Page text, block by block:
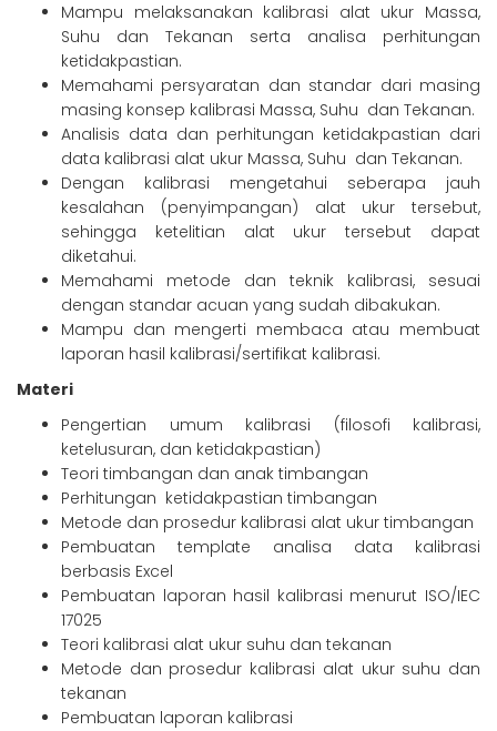
Mampu melaksanakan kalibrasi alat ukur Massa,
Suhu dan Tekanan serta analisa perhitungan
ketidakpastian.
Memahami persyaratan dan standar dari masing
masing konsep kalibrasi Massa, Suhu dan Tekanan.
Analisis data dan perhitungan ketidakpastian dari
data kalibrasi alat ukur Massa, Suhu dan Tekanan.
Dengan kalibrasi mengetahui seberapa jauh
kesalahan (penyimpangan) alat ukur tersebut,
sehingga ketelitian alat ukur tersebut dapat
diketahui.
Memahami metode dan teknik kalibrasi, sesuai
dengan standar acuan yang sudah dibakukan.
Mampu dan mengerti membaca atau membuat
laporan hasil kalibrasi/sertifikat kalibrasi.
Materi
Pengertian umum kalibrasi (filosofi kalibrasi,
ketelusuran, dan ketidakpastian)
Teori timbangan dan anak timbangan
Perhitungan ketidakpastian timbangan
Metode dan prosedur kalibrasi alat ukur timbangan
Pembuatan template analisa data kalibrasi
berbasis Excel
Pembuatan laporan hasil kalibrasi menurut ISO/IEC
17025
Teori kalibrasi alat ukur suhu dan tekanan
Metode dan prosedur kalibrasi alat ukur suhu dan
tekanan
Pembuatan laporan kalibrasi